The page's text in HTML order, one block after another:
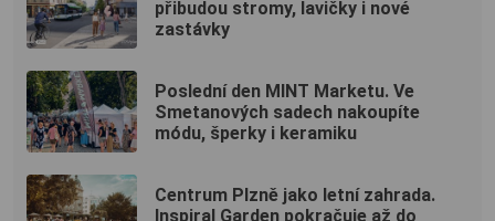
přibudou stromy, lavičky i nové
zastávky
Poslední den MINT Marketu. Ve
Smetanových sadech nakoupíte
módu, šperky i keramiku
Centrum Plzně jako letní zahrada.
Inspiral Garden pokračuje až do